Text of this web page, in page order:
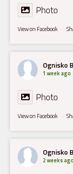
Photo
View on Facebook ·
Ognisko
1 week ago
Photo
View on Facebook ·
Ognisko
2 weeks ago